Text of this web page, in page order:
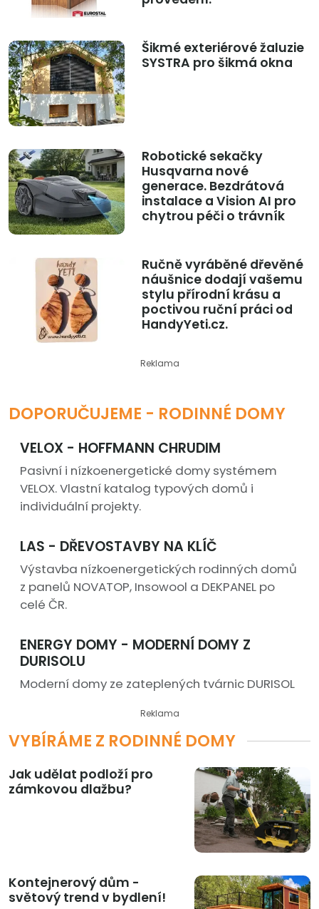
Šikmé exteriérové žaluzie
SYSTRA pro šikmá okna
Robotické sekačky
Husqvarna nové
generace. Bezdrátová
instalace a Vision AI pro
chytrou péči o trávník
Ručně vyráběné dřevěné
náušnice dodají vašemu
stylu přírodní krásu a
poctivou ruční práci od
HandyYeti.cz.
Reklama
DOPORUČUJEME - RODINNÉ DOMY
VELOX - HOFFMANN CHRUDIM
Pasivní i nízkoenergetické domy systémem
VELOX. Vlastní katalog typových domů i
individuální projekty.
LAS - DŘEVOSTAVBY NA KLÍČ
Výstavba nízkoenergetických rodinných domů
z panelů NOVATOP, Insowool a DEKPANEL po
celé ČR.
ENERGY DOMY - MODERNÍ DOMY Z
DURISOLU
Moderní domy ze zateplených tvárnic DURISOL
Reklama
VYBÍRÁME Z RODINNÉ DOMY
Jak udělat podloží pro
zámkovou dlažbu?
Kontejnerový dům -
světový trend v bydlení!